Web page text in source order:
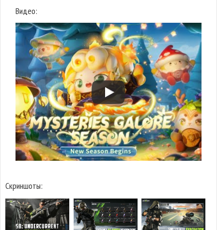
Видео:
Скриншоты: